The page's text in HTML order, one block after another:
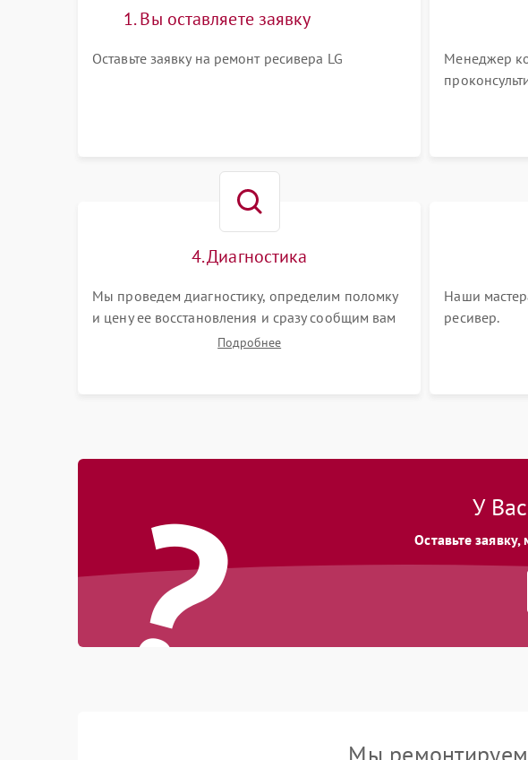
1. Вы оставляете заявку
Оставьте заявку на ремонт ресивера LG
Менеджер
ресивера а
4. Диагностика
Мы проведем диагностику, определим поломку
и цену ее восстановления и сразу сообщим вам
о сроках ее ремонта.Подробнее
Наши
ресивер.
? У
Оставьте